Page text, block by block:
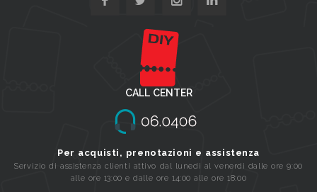
CALL CENTER
Per acquisti, prenotazioni e assistenza
Servizio di assistenza clienti attivo dal lunedi al venerdi dalle ore 9:00
alle ore 13:00 e dalle ore 14:00 alle ore 18:00